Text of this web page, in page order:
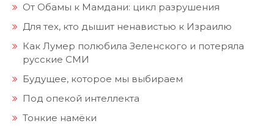
От Обамы к Мамдани: цикл разрушения
Для тех, кто дышит ненавистью к Израилю
Как Лумер полюбила Зеленского и потеряла
русские СМИ
Будущее, которое мы выбираем
Под опекой интеллекта
Тонкие намёки